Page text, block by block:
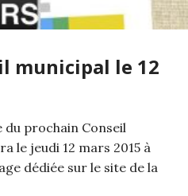
municipal le 12
du prochain Conseil
le jeudi 12 mars 2015 à
dédiée sur le site de la